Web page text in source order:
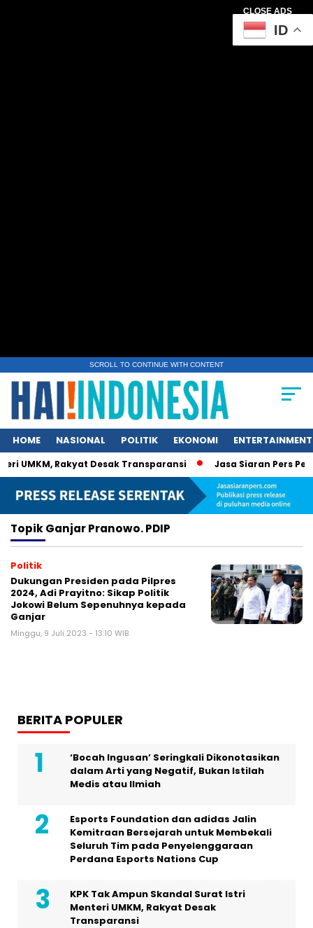
CLOSE ADS
SCROLL TO CONTINUE WITH CONTENT
HOME NASIONAL POLITIK EKONOMI ENTERTAINMENT
UMKM, Rakyat Desak Transparansi Jasa Siaran Pers
TopikGanjar Pranowo. PDIP
Politik
Dukungan Presiden pada Pilpres
2024, Adi Prayitno: Sikap Politik
Jokowi Belum Sepenuhnya kepada
Ganjar
Minggu, 9 Juli 2023 - 13:10 WIB
BERITA POPULER
‘Bocah Ingusan’ Seringkali Dikonotasikan
dalam Arti yang Negatif, Bukan Istilah
Medis atau Ilmiah
Esports Foundation dan adidas Jalin
Kemitraan Bersejarah untuk Membekali
Seluruh Tim pada Penyelenggaraan
Perdana Esports Nations Cup
KPK Tak Ampun Skandal Surat Istri
Menteri UMKM, Rakyat Desak
Transparansi
ID